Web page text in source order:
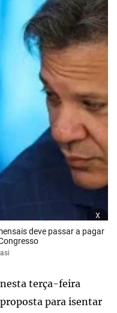
x
deve passar a pagar
terça-feira
proposta para isentar